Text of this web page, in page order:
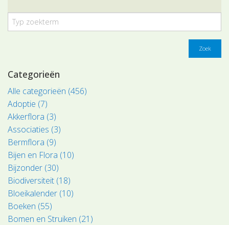
Zoek
Categorieën
Alle categorieën (456)
Adoptie (7)
Akkerflora (3)
Associaties (3)
Bermflora (9)
Bijen en Flora (10)
Bijzonder (30)
Biodiversiteit (18)
Bloeikalender (10)
Boeken (55)
Bomen en Struiken (21)